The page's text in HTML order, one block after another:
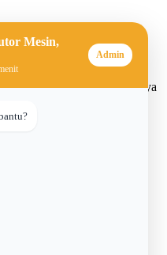
(Direct-to-Film) terpercaya
sablon digital Anda.
Mesin,
Admin